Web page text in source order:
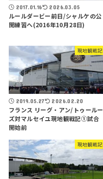
2017.01.16 2026.03.05
ルールダービー前日/シャルケの公
開練習へ(2016年10月28日)
現地観戦記
2019.05.27 2026.02.20
フランス リーグ・アン/トゥールー
ズ対マルセイユ現地観戦記①試合
開始前
現地観戦記